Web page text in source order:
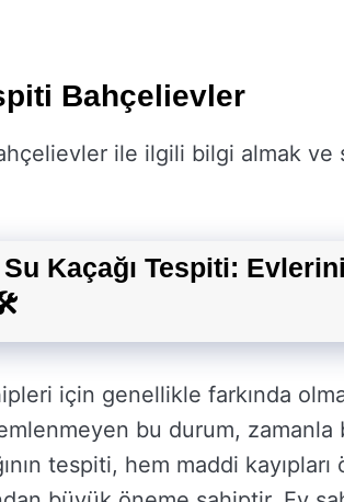
Bahçelievler
ile ilgili bilgi almak ve
Kaçağı Tespiti:
için genellikle farkında
bu durum, zamanla
tespiti, hem maddi